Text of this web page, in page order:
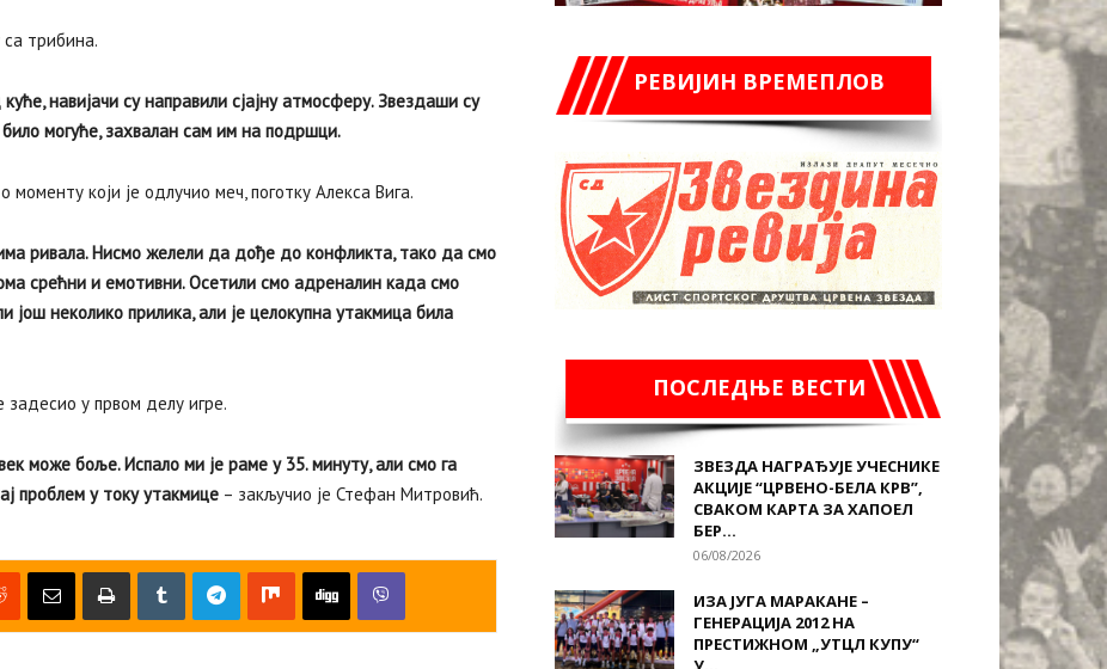
трибина.
навијачи су направили сјајну атмосферу. Звездаши су
могуће, захвалан сам им на подршци.
који је одлучио меч, поготку Алекса Вига.
ривала. Нисмо желели да дође до конфликта, тако да смо
срећни и емотивни. Осетили смо адреналин када смо
још неколико прилика, али је целокупна утакмица била
задесио у првом делу игре.
може боље. Испало ми је раме у 35. минуту, али смо га
проблем у току утакмице – закључио је Стефан Митровић.
РЕВИЈИН ВРЕМЕПЛОВ
ПОСЛЕДЊЕ ВЕСТИ
ЗВЕЗДА НАГРАЂУЈЕ УЧЕСНИКЕ
АКЦИЈЕ “ЦРВЕНО-БЕЛА КРВ”,
СВАКОМ КАРТА ЗА ХАПОЕЛ
БЕР...
06/08/2026
ИЗА ЈУГА МАРАКАНЕ –
ГЕНЕРАЦИЈА 2012 НА
ПРЕСТИЖНОМ „УТЦЛ КУПУ“